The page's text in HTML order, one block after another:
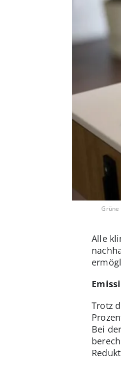
Grüne
Alle
Trotz
Bei